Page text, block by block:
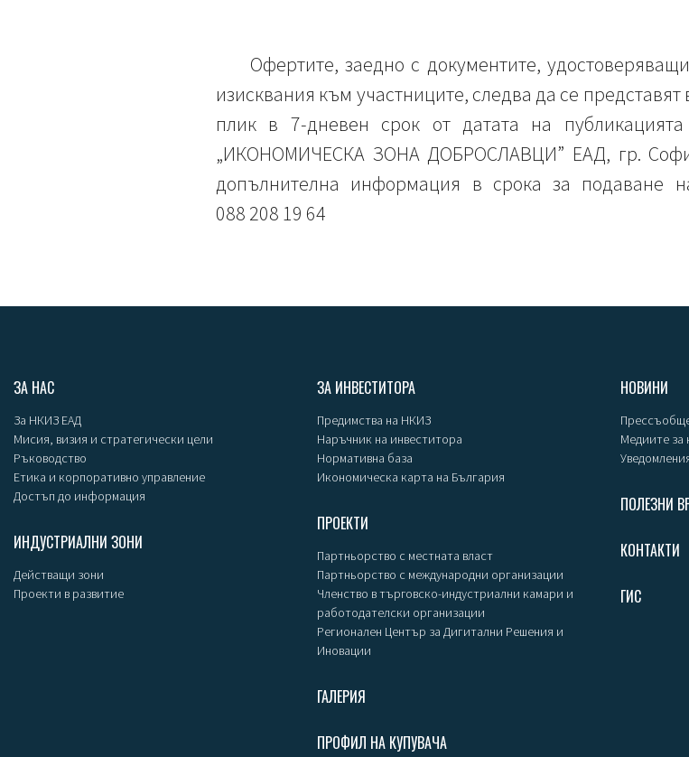
Офертите, заедно с документите,
изисквания към участниците, следва да се
плик в 7-дневен срок от датата на
„ИКОНОМИЧЕСКА ЗОНА ДОБРОСЛАВЦИ” ЕАД, гр.
допълнителна информация в срока за подаване
088 208 19 64
ЗА НАС
За НКИЗ ЕАД
Мисия, визия и стратегически цели
Ръководство
Етика и корпоративно управление
Достъп до информация
ИНДУСТРИАЛНИ ЗОНИ
Действащи зони
Проекти в развитие
ЗА ИНВЕСТИТОРА
Предимства на НКИЗ
Наръчник на инвеститора
Нормативна база
Икономическа карта на България
ПРОЕКТИ
Партньорство с местната власт
Партньорство с международни организации
Членство в търговско-индустриални камари и
работодателски организации
Регионален Център за Дигитални Решения и
Иновации
ГАЛЕРИЯ
ПРОФИЛ НА КУПУВАЧА
НОВИНИ
Медиите за
ПОЛЕЗНИ
КОНТАКТИ
ГИС